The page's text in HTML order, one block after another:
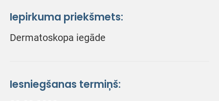
Iepirkuma priekšmets:
Dermatoskopa iegāde
Iesniegšanas termiņš: